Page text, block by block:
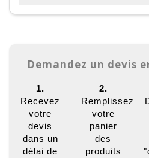
Demandez un devis
1.
Recevez
votre
devis
dans un
délai de
2.
Remplissez
votre
panier
des
produits